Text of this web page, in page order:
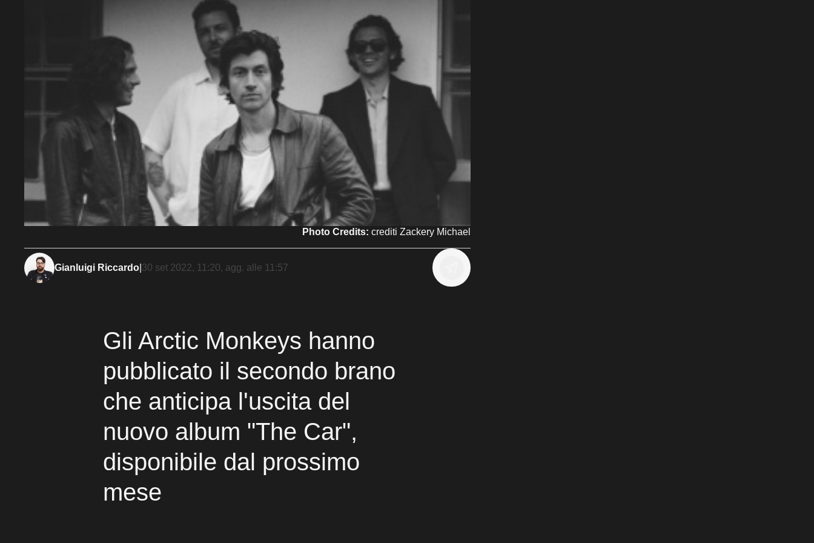
Photo Credits: crediti Zackery Michael
Gianluigi Riccardo 30 set 2022, 11:20, agg. alle 11:57
Gli Arctic Monkeys hanno
pubblicato il secondo brano
che anticipa l'uscita del
nuovo album "The Car",
disponibile dal prossimo
mese